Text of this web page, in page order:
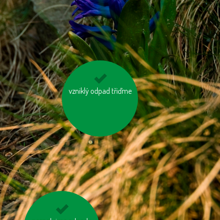
vzniklý odpad třiďme
topme správně